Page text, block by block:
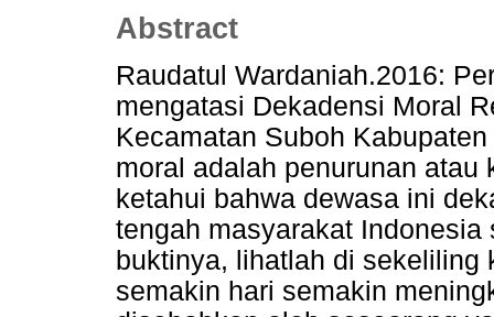
Abstract
Raudatul Wardaniah.2016:
mengatasi Dekadensi Moral
Kecamatan Suboh
moral adalah penurunan
ketahui bahwa dewasa ini
tengah masyarakat
buktinya, lihatlah di sekeliling
semakin hari semakin